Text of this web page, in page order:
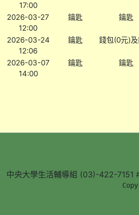
17:00
2026-03-27
12:00
鑰匙 鑰匙
2026-03-24
12:06
鑰匙 錢包(0元)
2026-03-07
14:00
鑰匙 鑰匙
中央大學生活輔導組 (03)-422-7151